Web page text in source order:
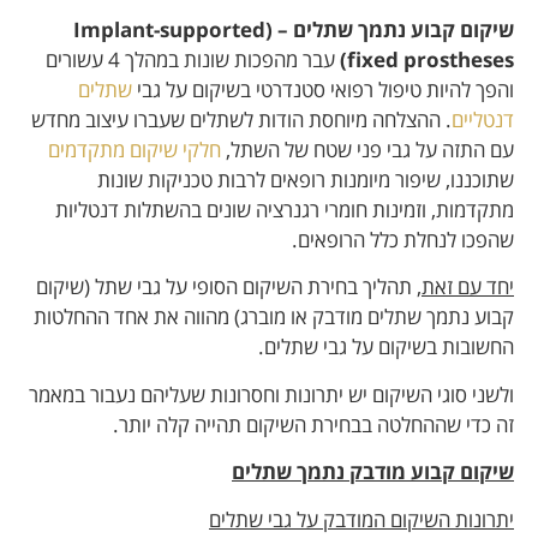
שיקום קבוע נתמך שתלים – (Implant-supported
fixed prostheses)
עבר מהפכות שונות במהלך 4 עשורים
והפך להיות טיפול רפואי סטנדרטי בשיקום על גבי שתלים
דנטליים. ההצלחה מיוחסת הודות לשתלים שעברו עיצוב מחדש
עם התזה על גבי פני שטח של השתל, חלקי שיקום מתקדמים
שתוכננו, שיפור מיומנות רופאים לרבות טכניקות שונות
מתקדמות, וזמינות חומרי רגנרציה שונים בהשתלות דנטליות
שהפכו לנחלת כלל הרופאים.
יחד עם זאת, תהליך בחירת השיקום הסופי על גבי שתל (שיקום
קבוע נתמך שתלים מודבק או מוברג) מהווה את אחד ההחלטות
החשובות בשיקום על גבי שתלים.
ולשני סוגי השיקום יש יתרונות וחסרונות שעליהם נעבור במאמר
זה כדי שההחלטה בבחירת השיקום תהייה קלה יותר.
שיקום קבוע מודבק נתמך שתלים
יתרונות השיקום המודבק על גבי שתלים